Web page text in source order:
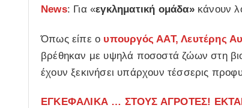
News: Για «εγκληματική ομάδα»κάνουν
Όπως είπε ο υπουργός ΑΑΤ, Λευτέρης
βρέθηκαν με υψηλά ποσοστά ζώων στη
έχουν ξεκινήσει υπάρχουν τέσσερις
ΕΓΚΕΦΑΛΙΚΑ … ΣΤΟΥΣ ΑΓΡΟΤΕΣ!